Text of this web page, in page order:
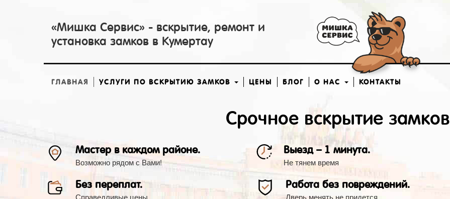
«Мишка Сервис» - вскрытие, ремонт и
установка замков в Кумертау
ГЛАВНАЯ УСЛУГИ ПО ВСКРЫТИЮ ЗАМКОВ ЦЕНЫ БЛОГ О НАС КОНТАКТЫ
Срочное вскрытие замков
Мастер в каждом районе.
Возможно рядом с Вами!
Выезд – 1 минута.
Не тянем время
Без переплат.
Справедливые цены
Работа без повреждений.
Дверь менять не придется